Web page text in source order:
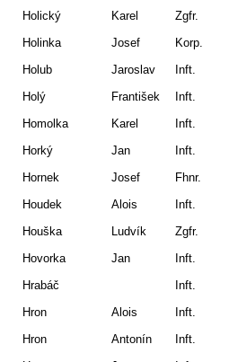
Holický
Karel Zgfr.
Holinka
Josef Korp.
Holub
Jaroslav Inft.
Holý
František Inft.
Homolka
Karel Inft.
Horký
Jan Inft.
Hornek
Josef Fhnr.
Houdek
Alois Inft.
Houška
Ludvík Zgfr.
Hovorka
Jan Inft.
Hrabáč
Inft.
Hron
Alois Inft.
Hron
Antonín Inft.